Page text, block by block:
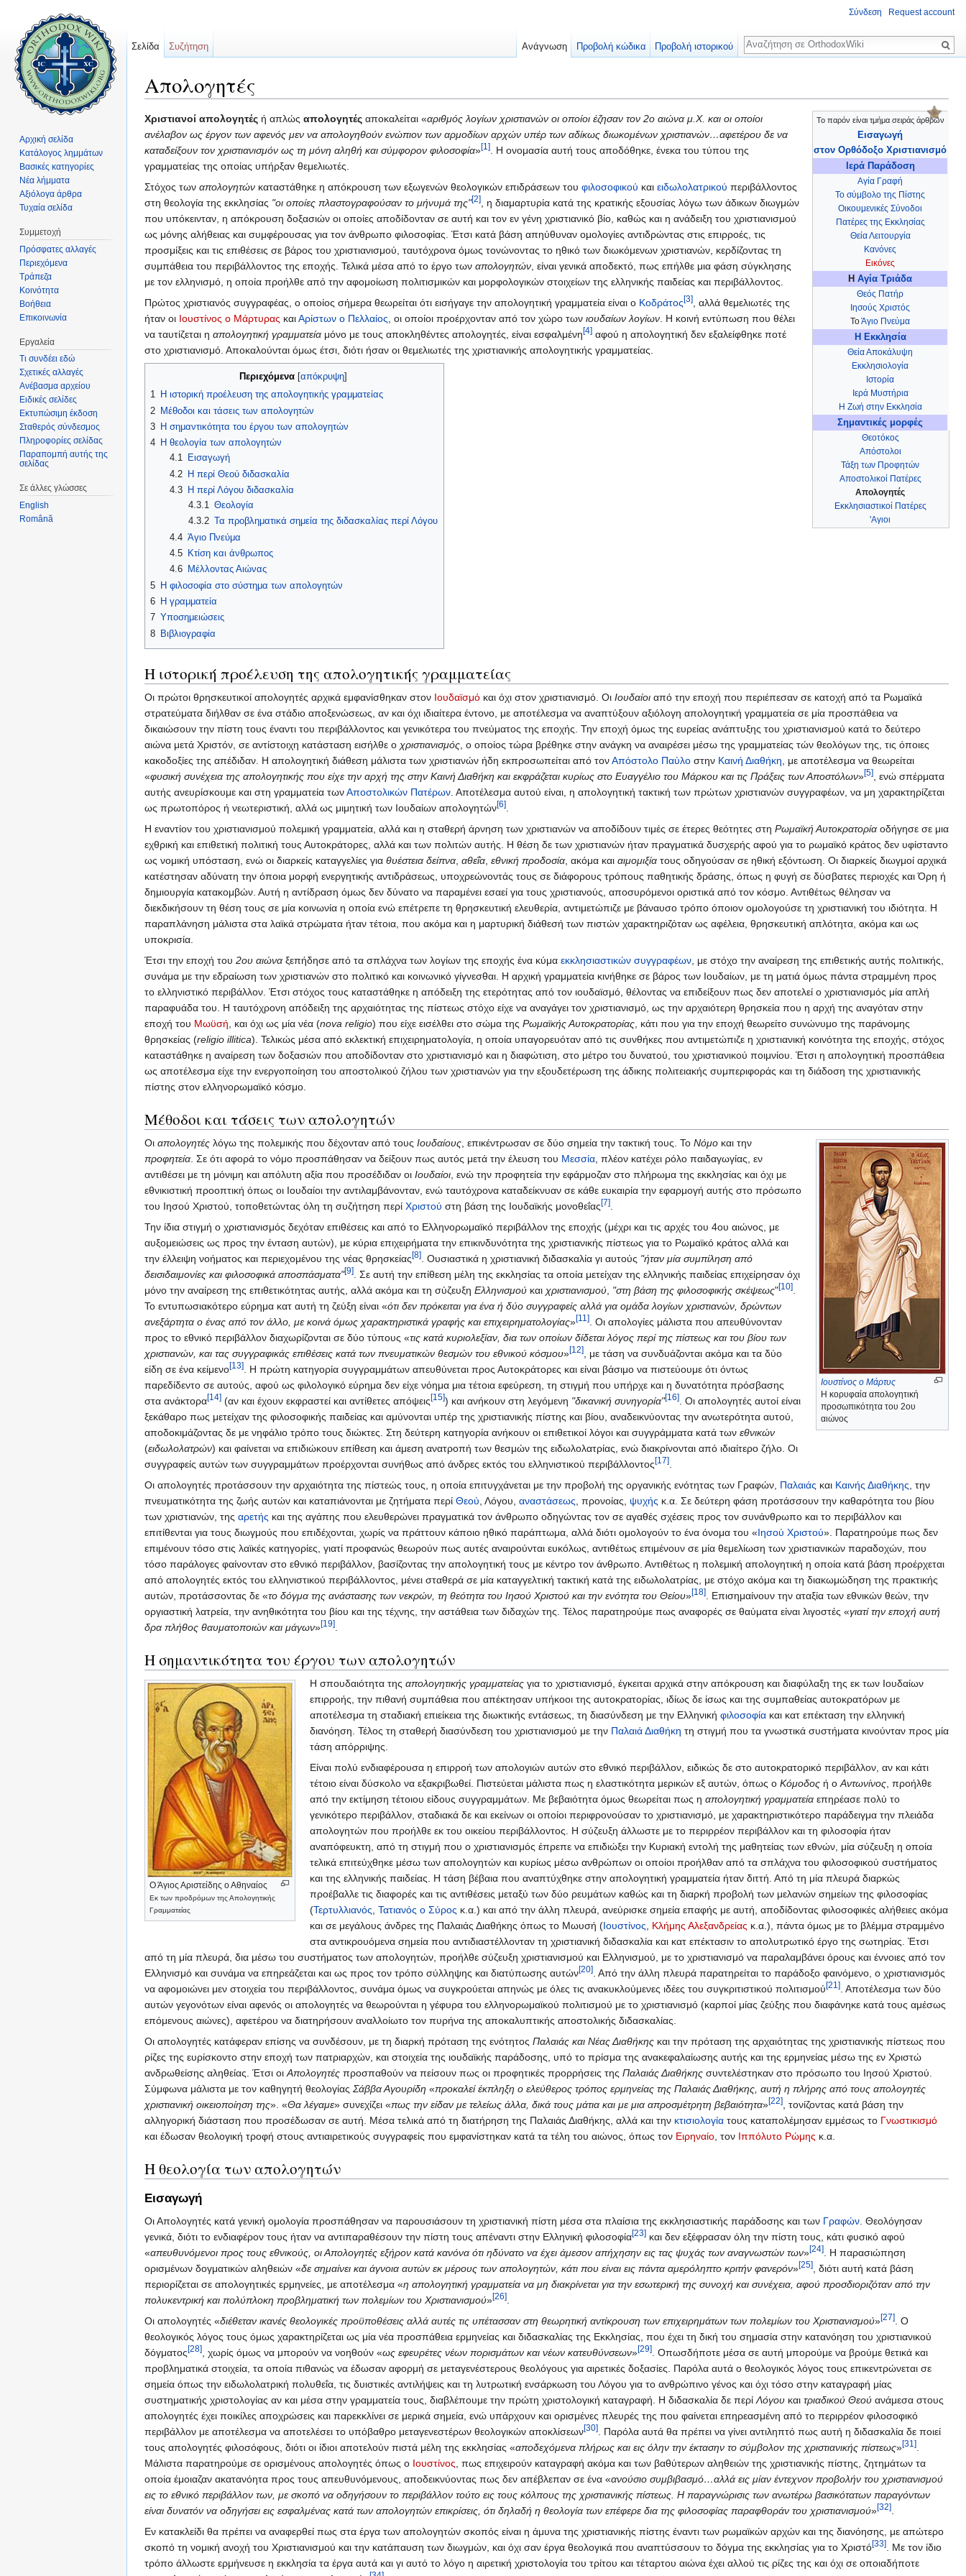
Απολογητές
Το παρόν είναι τμήμα σειράς άρθρων
Εισαγωγή
στον Ορθόδοξο Χριστιανισμό
Ιερά Παράδοση
Αγία Γραφή
Το σύμβολο της Πίστης
Οικουμενικές Σύνοδοι
Πατέρες της Εκκλησίας
Θεία Λειτουργία
Κανόνες
Εικόνες
Η Αγία Τριάδα
Θεός Πατήρ
Ιησούς Χριστός
ΤοΆγιο Πνεύμα
Η Εκκλησία
Θεία Αποκάλυψη
Εκκλησιολογία
Ιστορία
Ιερά Μυστήρια
Η Ζωή στην Εκκλησία
Σημαντικές μορφές
Θεοτόκος
Απόστολοι
Τάξη των Προφητών
Αποστολικοί Πατέρες
Απολογητές
Εκκλησιαστικοί Πατέρες
'Αγιοι
Χριστιανοί απολογητές ή απλώς απολογητές αποκαλείται «αριθμός λογίων χριστιανών οι οποίοι έζησαν τον 2ο αιώνα μ.Χ. και οι οποίοι
ανέλαβον ως έργον των αφενός μεν να απολογηθούν ενώπιον των αρμοδίων αρχών υπέρ των αδίκως διωκομένων χριστιανών…αφετέρου δε να
καταδείξουν τον χριστιανισμόν ως τη μόνη αληθή και σύμφορον φιλοσοφία»[1]. Η ονομασία αυτή τους αποδόθηκε, ένεκα του τύπου της
γραμματείας της οποίας υπήρξαν θεμελιωτές.
Στόχος των απολογητών καταστάθηκε η απόκρουση των εξωγενών θεολογικών επιδράσεων του φιλοσοφικού και ειδωλολατρικού περιβάλλοντος
στη θεολογία της εκκλησίας "οι οποίες πλαστογραφούσαν το μήνυμά της"[2], η διαμαρτυρία κατά της κρατικής εξουσίας λόγω των άδικων διωγμών
που υπόκεινταν, η απόκρουση δοξασιών οι οποίες αποδίδονταν σε αυτή και τον εν γένη χριστιανικό βίο, καθώς και η ανάδειξη του χριστιανισμού
ως μόνης αλήθειας και συμφέρουσας για τον άνθρωπο φιλοσοφίας. Έτσι κατά βάση απηύθυναν ομολογίες αντιδρώντας στις επιρροές, τις
προσμίξεις και τις επιθέσεις σε βάρος του χριστιανισμού, ταυτόχρονα όμως τονώνοντας το ηθικό των διωκόμενων χριστιανών, κερδίζοντας τη
συμπάθεια του περιβάλλοντος της εποχής. Τελικά μέσα από το έργο των απολογητών, είναι γενικά αποδεκτό, πως επήλθε μια φάση σύγκλησης
με τον ελληνισμό, η οποία προήλθε από την αφομοίωση πολιτισμικών και μορφολογικών στοιχείων της ελληνικής παιδείας και περιβάλλοντος.
Πρώτος χριστιανός συγγραφέας, ο οποίος σήμερα θεωρείται ότι εισήγαγε την απολογητική γραμματεία είναι ο Κοδράτος[3], αλλά θεμελιωτές της
ήταν οι Ιουστίνος ο Μάρτυρας καιΑρίστων ο Πελλαίος, οι οποίοι προέρχονταν από τον χώρο των ιουδαίων λογίων. Η κοινή εντύπωση που θέλει
να ταυτίζεται η απολογητική γραμματεία μόνο με τους αποκληθέντες απολογητές, είναι εσφαλμένη[4] αφού η απολογητική δεν εξαλείφθηκε ποτέ
στο χριστιανισμό. Αποκαλούνται όμως έτσι, διότι ήσαν οι θεμελιωτές της χριστιανικής απολογητικής γραμματείας.
Περιεχόμενα[ απόκρυψη]
1 Η ιστορική προέλευση της απολογητικής γραμματείας
2 Μέθοδοι και τάσεις των απολογητών
3 Η σημαντικότητα του έργου των απολογητών
4 Η θεολογία των απολογητών
4.1
Εισαγωγή
4.2
Η περί Θεού διδασκαλία
4.3
Η περί Λόγου διδασκαλία
4.3.1 Θεολογία
4.3.2 Τα προβληματικά σημεία της διδασκαλίας περί Λόγου
4.4 Άγιο Πνεύμα
4.5
Κτίση και άνθρωπος
4.6
Μέλλοντας Αιώνας
5 Η φιλοσοφία στο σύστημα των απολογητών
6 Η γραμματεία
7 Υποσημειώσεις
8 Βιβλιογραφία
Η ιστορική προέλευση της απολογητικής γραμματείας
Οι πρώτοι θρησκευτικοί απολογητές αρχικά εμφανίσθηκαν στον Ιουδαϊσμό και όχι στον χριστιανισμό. Οι Ιουδαίοι από την εποχή που περιέπεσαν σε κατοχή από τα Ρωμαϊκά
στρατεύματα διήλθαν σε ένα στάδιο αποξενώσεως, αν και όχι ιδιαίτερα έντονο, με αποτέλεσμα να αναπτύξουν αξιόλογη απολογητική γραμματεία σε μία προσπάθεια να
δικαιώσουν την πίστη τους έναντι του περιβάλλοντος και γενικότερα του πνεύματος της εποχής. Την εποχή όμως της ευρείας ανάπτυξης του χριστιανισμού κατά το δεύτερο
αιώνα μετά Χριστόν, σε αντίστοιχη κατάσταση εισήλθε ο χριστιανισμός, ο οποίος τώρα βρέθηκε στην ανάγκη να αναιρέσει μέσω της γραμματείας τών θεολόγων της, τις όποιες
κακοδοξίες της απέδιδαν. Η απολογητική διάθεση μάλιστα των χριστιανών ήδη εκπροσωπείται από τονΑπόστολο Παύλο στην Καινή Διαθήκη, με αποτέλεσμα να θεωρείται
«φυσική συνέχεια της απολογητικής που είχε την αρχή της στην Καινή Διαθήκη και εκφράζεται κυρίως στο Ευαγγέλιο του Μάρκου και τις Πράξεις των Αποστόλων»[5], ενώ σπέρματα
αυτής ανευρίσκουμε και στη γραμματεία τωνΑποστολικών Πατέρων. Αποτέλεσμα αυτού είναι, η απολογητική τακτική των πρώτων χριστιανών συγγραφέων, να μη χαρακτηρίζεται
ως πρωτοπόρος ή νεωτεριστική, αλλά ως μιμητική των Ιουδαίων απολογητών[6].
Η εναντίον του χριστιανισμού πολεμική γραμματεία, αλλά και η σταθερή άρνηση των χριστιανών να αποδίδουν τιμές σε έτερες θεότητες στη Ρωμαϊκή Αυτοκρατορία οδήγησε σε μια
εχθρική και επιθετική πολιτική τους Αυτοκράτορες, αλλά και των πολιτών αυτής. Η θέση δε των χριστιανών ήταν πραγματικά δυσχερής αφού για το ρωμαϊκό κράτος δεν υφίσταντο
ως νομική υπόσταση, ενώ οι διαρκείς καταγγελίες για θυέστεια δείπνα, αθεΐα, εθνική προδοσία, ακόμα και αιμομιξία τους οδηγούσαν σε ηθική εξόντωση. Οι διαρκείς διωγμοί αρχικά
κατέστησαν αδύνατη την όποια μορφή ενεργητικής αντιδράσεως, υποχρεώνοντάς τους σε διάφορους τρόπους παθητικής δράσης, όπως η φυγή σε δύσβατες περιοχές και Όρη ή
δημιουργία κατακομβών. Αυτή η αντίδραση όμως δεν δύνατο να παραμένει εσαεί για τους χριστιανούς, αποσυρόμενοι οριστικά από τον κόσμο. Αντιθέτως θέλησαν να
διεκδικήσουν τη θέση τους σε μία κοινωνία η οποία ενώ επέτρεπε τη θρησκευτική ελευθερία, αντιμετώπιζε με βάναυσο τρόπο όποιον ομολογούσε τη χριστιανική του ιδιότητα. Η
παραπλάνηση μάλιστα στα λαϊκά στρώματα ήταν τέτοια, που ακόμα και η μαρτυρική διάθεσή των πιστών χαρακτηριζόταν ως αφέλεια, θρησκευτική απλότητα, ακόμα και ως
υποκρισία.
Έτσι την εποχή του 2ου αιώνα ξεπήδησε από τα σπλάχνα των λογίων της εποχής ένα κύμα εκκλησιαστικών συγγραφέων, με στόχο την αναίρεση της επιθετικής αυτής πολιτικής,
συνάμα με την εδραίωση των χριστιανών στο πολιτικό και κοινωνικό γίγνεσθαι. Η αρχική γραμματεία κινήθηκε σε βάρος των Ιουδαίων, με τη ματιά όμως πάντα στραμμένη προς
το ελληνιστικό περιβάλλον. Έτσι στόχος τους καταστάθηκε η απόδειξη της ετερότητας από τον ιουδαϊσμό, θέλοντας να επιδείξουν πως δεν αποτελεί ο χριστιανισμός μία απλή
παραφυάδα του. Η ταυτόχρονη απόδειξη της αρχαιότητας της πίστεως στόχο είχε να αναγάγει τον χριστιανισμό, ως την αρχαιότερη θρησκεία που η αρχή της αναγόταν στην
εποχή του Μωϋσή, και όχι ως μία νέα (nova religio) που είχε εισέλθει στο σώμα της Ρωμαϊκής Αυτοκρατορίας, κάτι που για την εποχή θεωρείτο συνώνυμο της παράνομης
θρησκείας (religio illitica). Τελικώς μέσα από εκλεκτική επιχειρηματολογία, η οποία υπαγορευόταν από τις συνθήκες που αντιμετώπιζε η χριστιανική κοινότητα της εποχής, στόχος
καταστάθηκε η αναίρεση των δοξασιών που αποδίδονταν στο χριστιανισμό και η διαφώτιση, στο μέτρο του δυνατού, του χριστιανικού ποιμνίου. Έτσι η απολογητική προσπάθεια
ως αποτέλεσμα είχε την ενεργοποίηση του αποστολικού ζήλου των χριστιανών για την εξουδετέρωση της άδικης πολιτειακής συμπεριφοράς και τη διάδοση της χριστιανικής
πίστης στον ελληνορωμαϊκό κόσμο.
Μέθοδοι και τάσεις των απολογητών
Ιουστίνος ο Μάρτυς
Η κορυφαία απολογητική
προσωπικότητα του 2ου
αιώνος
Οι απολογητές λόγω της πολεμικής που δέχονταν από τους Ιουδαίους, επικέντρωσαν σε δύο σημεία την τακτική τους. Το Νόμο και την
προφητεία. Σε ότι αφορά το νόμο προσπάθησαν να δείξουν πως αυτός μετά την έλευση του Μεσσία, πλέον κατέχει ρόλο παιδαγωγίας, εν
αντιθέσει με τη μόνιμη και απόλυτη αξία που προσέδιδαν οι Ιουδαίοι, ενώ την προφητεία την εφάρμοζαν στο πλήρωμα της εκκλησίας και όχι με
εθνικιστική προοπτική όπως οι Ιουδαίοι την αντιλαμβάνονταν, ενώ ταυτόχρονα καταδείκνυαν σε κάθε ευκαιρία την εφαρμογή αυτής στο πρόσωπο
του Ιησού Χριστού, τοποθετώντας όλη τη συζήτηση περί Χριστού στη βάση της Ιουδαϊκής μονοθεΐας[7].
Την ίδια στιγμή ο χριστιανισμός δεχόταν επιθέσεις και από το Ελληνορωμαϊκό περιβάλλον της εποχής (μέχρι και τις αρχές του 4ου αιώνος, με
αυξομειώσεις ως προς την ένταση αυτών), με κύρια επιχειρήματα την επικινδυνότητα της χριστιανικής πίστεως για το Ρωμαϊκό κράτος αλλά και
την έλλειψη νοήματος και περιεχομένου της νέας θρησκείας[8]. Ουσιαστικά η χριστιανική διδασκαλία γι αυτούς "ήταν μία συμπίληση από
δεισιδαιμονίες και φιλοσοφικά αποσπάσματα"[9]. Σε αυτή την επίθεση μέλη της εκκλησίας τα οποία μετείχαν της ελληνικής παιδείας επιχείρησαν όχι
μόνο την αναίρεση της επιθετικότητας αυτής, αλλά ακόμα και τη σύζευξη Ελληνισμού και χριστιανισμού, "στη βάση της φιλοσοφικής σκέψεως"[10].
Το εντυπωσιακότερο εύρημα κατ αυτή τη ζεύξη είναι «ότι δεν πρόκειται για ένα ή δύο συγγραφείς αλλά για ομάδα λογίων χριστιανών, δρώντων
ανεξάρτητα ο ένας από τον άλλο, με κοινά όμως χαρακτηριστικά γραφής και επιχειρηματολογίας»[11]. Οι απολογίες μάλιστα που απευθύνονταν
προς το εθνικό περιβάλλον διαχωρίζονται σε δύο τύπους «τις κατά κυριολεξίαν, δια των οποίων δίδεται λόγος περί της πίστεως και του βίου των
χριστιανών, και τας συγγραφικάς επιθέσεις κατά των πνευματικών θεσμών του εθνικού κόσμου»[12], με τάση να συνδυάζονται ακόμα και τα δύο
είδη σε ένα κείμενο[13]. Η πρώτη κατηγορία συγγραμμάτων απευθύνεται προς Αυτοκράτορες και είναι βάσιμο να πιστεύουμε ότι όντως
παρεδίδεντο σε αυτούς, αφού ως φιλολογικό εύρημα δεν είχε νόημα μια τέτοια εφεύρεση, τη στιγμή που υπήρχε και η δυνατότητα πρόσβασης
στα ανάκτορα[14] (αν και έχουν εκφραστεί και αντίθετες απόψεις[15]) και ανήκουν στη λεγόμενη "δικανική συνηγορία"[16]. Οι απολογητές αυτοί είναι
ξεκάθαρο πως μετείχαν της φιλοσοφικής παιδείας και αμύνονται υπέρ της χριστιανικής πίστης και βίου, αναδεικνύοντας την ανωτερότητα αυτού,
αποδοκιμάζοντας δε με νηφάλιο τρόπο τους διώκτες. Στη δεύτερη κατηγορία ανήκουν οι επιθετικοί λόγοι και συγγράμματα κατά των εθνικών
(ειδωλολατρών) και φαίνεται να επιδιώκουν επίθεση και άμεση ανατροπή των θεσμών της ειδωλολατρίας, ενώ διακρίνονται από ιδιαίτερο ζήλο. Οι
συγγραφείς αυτών των συγγραμμάτων προέρχονται συνήθως από άνδρες εκτός του ελληνιστικού περιβάλλοντος[17].
Οι απολογητές προτάσσουν την αρχαιότητα της πίστεώς τους, η οποία επιτυγχάνεται με την προβολή της οργανικής ενότητας των Γραφών, Παλαιάς και Καινής Διαθήκης, την
πνευματικότητα της ζωής αυτών και καταπιάνονται με ζητήματα περί Θεού, Λόγου, αναστάσεως, προνοίας, ψυχής κ.α. Σε δεύτερη φάση προτάσσουν την καθαρότητα του βίου
των χριστιανών, της αρετής και της αγάπης που ελευθερώνει πραγματικά τον άνθρωπο οδηγώντας τον σε αγαθές σχέσεις προς τον συνάνθρωπο και το περιβάλλον και
επιτίθενται για τους διωγμούς που επιδέχονται, χωρίς να πράττουν κάποιο ηθικό παράπτωμα, αλλά διότι ομολογούν το ένα όνομα του «Ιησού Χριστού». Παρατηρούμε πως δεν
επιμένουν τόσο στις λαϊκές κατηγορίες, γιατί προφανώς θεωρούν πως αυτές αναιρούνται ευκόλως, αντιθέτως επιμένουν σε μία θεμελίωση των χριστιανικών παραδοχών, που
τόσο παράλογες φαίνονταν στο εθνικό περιβάλλον, βασίζοντας την απολογητική τους με κέντρο τον άνθρωπο. Αντιθέτως η πολεμική απολογητική η οποία κατά βάση προέρχεται
από απολογητές εκτός του ελληνιστικού περιβάλλοντος, μένει σταθερά σε μία καταγγελτική τακτική κατά της ειδωλολατρίας, με στόχο ακόμα και τη διακωμώδηση της πρακτικής
αυτών, προτάσσοντας δε «το δόγμα της ανάστασης των νεκρών, τη θεότητα του Ιησού Χριστού και την ενότητα του Θείου»[18]. Επισημαίνουν την αταξία των εθνικών θεών, την
οργιαστική λατρεία, την ανηθικότητα του βίου και της τέχνης, την αστάθεια των διδαχών της. Τέλος παρατηρούμε πως αναφορές σε θαύματα είναι λιγοστές «γιατί την εποχή αυτή
δρα πλήθος θαυματοποιών και μάγων»[19].
Η σημαντικότητα του έργου των απολογητών
Ο Άγιος Αριστείδης ο Αθηναίος
Εκ των προδρόμων της Απολογητικής
Γραμματείας
Η σπουδαιότητα της απολογητικής γραμματείαςγια το χριστιανισμό, έγκειται αρχικά στην απόκρουση και διαφύλαξη της εκ των Ιουδαίων
επιρροής, την πιθανή συμπάθεια που απέκτησαν υπήκοοι της αυτοκρατορίας, ιδίως δε ίσως και της συμπαθείας αυτοκρατόρων με
αποτέλεσμα τη σταδιακή επιείκεια της διωκτικής εντάσεως, τη διασύνδεση με την Ελληνική φιλοσοφίακαι κατ επέκταση την ελληνική
διανόηση. Τέλος τη σταθερή διασύνδεση του χριστιανισμού με την Παλαιά Διαθήκη τη στιγμή που τα γνωστικά συστήματα κινούνταν προς μία
τάση απόρριψης.
Είναι πολύ ενδιαφέρουσα η επιρροή των απολογιών αυτών στο εθνικό περιβάλλον, ειδικώς δε στο αυτοκρατορικό περιβάλλον, αν και κάτι
τέτοιο είναι δύσκολο να εξακριβωθεί. Πιστεύεται μάλιστα πως η ελαστικότητα μερικών εξ αυτών, όπως ο Κόμοδοςή οΑντωνίνος, προήλθε
από την εκτίμηση τέτοιου είδους συγγραμμάτων. Με βεβαιότητα όμως θεωρείται πως η απολογητική γραμματείαεπηρέασε πολύ το
γενικότερο περιβάλλον, σταδιακά δε και εκείνων οι οποίοι περιφρονούσαν το χριστιανισμό, με χαρακτηριστικότερο παράδειγμα την πλειάδα
απολογητών που προήλθε εκ του οικείου περιβάλλοντος. Η σύζευξη άλλωστε με το περιρρέον περιβάλλον και τη φιλοσοφία ήταν
αναπόφευκτη, από τη στιγμή που ο χριστιανισμός έπρεπε να επιδιώξει την Κυριακή εντολή της μαθητείας των εθνών, μία σύζευξη η οποία
τελικά επιτεύχθηκε μέσω των απολογητών και κυρίως μέσω ανθρώπων οι οποίοι προήλθαν από τα σπλάχνα του φιλοσοφικού συστήματος
και της ελληνικής παιδείας. Η τάση βέβαια που αναπτύχθηκε στην απολογητική γραμματεία ήταν διττή. Από τη μία πλευρά διαρκώς
προέβαλλε τις διαφορές και τις αντιθέσεις μεταξύ των δύο ρευμάτων καθώς και τη διαρκή προβολή των μελανών σημείων της φιλοσοφίας
(Τερτυλλιανός, Τατιανός ο Σύρος κ.α.) και από την άλλη πλευρά, ανεύρισκε σημεία επαφής με αυτή, αποδίδοντας φιλοσοφικές αλήθειες ακόμα
και σε μεγάλους άνδρες της Παλαιάς Διαθήκης όπως το Μωυσή (Ιουστίνος, Κλήμης Αλεξανδρείας κ.α.), πάντα όμως με το βλέμμα στραμμένο
στα αντικρουόμενα σημεία που αντιδιαστέλλονταν τη χριστιανική διδασκαλία και κατ επέκτασιν το απολυτρωτικό έργο της σωτηρίας. Έτσι
από τη μία πλευρά, δια μέσω του συστήματος των απολογητών, προήλθε σύζευξη χριστιανισμού και Ελληνισμού, με το χριστιανισμό να παραλαμβάνει όρους και έννοιες από τον
Ελληνισμό και συνάμα να επηρεάζεται και ως προς τον τρόπο σύλληψης και διατύπωσης αυτών[20]. Από την άλλη πλευρά παρατηρείται το παράδοξο φαινόμενο, ο χριστιανισμός
να αφομοιώνει μεν στοιχεία του περιβάλλοντος, συνάμα όμως να συγκρούεται απηνώς με όλες τις ανακυκλούμενες ιδέες του συγκριτιστικού πολιτισμού[21]. Αποτέλεσμα των δύο
αυτών γεγονότων είναι αφενός οι απολογητές να θεωρούνται η γέφυρα του ελληνορωμαϊκού πολιτισμού με το χριστιανισμό (καρποί μίας ζεύξης που διαφάνηκε κατά τους αμέσως
επόμενους αιώνες), αφετέρου να διατηρήσουν αναλλοίωτο τον πυρήνα της αποκαλυπτικής αποστολικής διδασκαλίας.
Οι απολογητές κατάφεραν επίσης να συνδέσουν, με τη διαρκή πρόταση της ενότητος Παλαιάς και Νέας Διαθήκης και την πρόταση της αρχαιότητας της χριστιανικής πίστεως που
ρίζες της ευρίσκοντο στην εποχή των πατριαρχών, και στοιχεία της ιουδαϊκής παράδοσης, υπό το πρίσμα της ανακεφαλαίωσης αυτής και της ερμηνείας μέσω της εν Χριστώ
ανδρωθείσης αληθείας. Έτσι οιΑπολογητές προσπαθούν να πείσουν πως οι προφητικές προρρήσεις της Παλαιάς Διαθήκης συντελέστηκαν στο πρόσωπο του Ιησού Χριστού.
Σύμφωνα μάλιστα με τον καθηγητή θεολογίας Σάββα Αγουρίδη «προκαλεί έκπληξη ο ελεύθερος τρόπος ερμηνείας της Παλαιάς Διαθήκης, αυτή η πλήρης από τους απολογητές
χριστιανική οικειοποίηση της». «Θα λέγαμε» συνεχίζει «πως την είδαν με τελείως άλλα, δικά τους μάτια και με μια απροσμέτρητη βεβαιότητα»[22], τονίζοντας κατά βάση την
αλληγορική διάσταση που προσέδωσαν σε αυτή. Μέσα τελικά από τη διατήρηση της Παλαιάς Διαθήκης, αλλά και την κτισιολογία τους καταπολέμησαν εμμέσως το Γνωστικισμό
και έδωσαν θεολογική τροφή στους αντιαιρετικούς συγγραφείς που εμφανίστηκαν κατά τα τέλη του αιώνος, όπως τον Ειρηναίο, τον Ιππόλυτο Ρώμης κ.α.
Η θεολογία των απολογητών
Εισαγωγή
Οι Απολογητές κατά γενική ομολογία προσπάθησαν να παρουσιάσουν τη χριστιανική πίστη μέσα στα πλαίσια της εκκλησιαστικής παράδοσης και των Γραφών . Θεολόγησαν
γενικά, διότι το ενδιαφέρον τους ήταν να αντιπαραθέσουν την πίστη τους απέναντι στην Ελληνική φιλοσοφία[23] και δεν εξέφρασαν όλη την πίστη τους, κάτι φυσικό αφού
«απευθυνόμενοι προς τους εθνικούς, οι Απολογητές εξήρον κατά κανόνα ότι ηδύνατο να έχει άμεσον απήχησην εις τας ψυχάς των αναγνωστών των»[24]
. Η παρασιώπηση
ορισμένων δογματικών αληθειών «δε σημαίνει και άγνοια αυτών εκ μέρους των απολογητών, κάτι που είναι εις πάντα αμερόληπτο κριτήν φανερόν»[25]
, διότι αυτή κατά βάση
περιορίζεται σε απολογητικές ερμηνείες, με αποτέλεσμα «η απολογητική γραμματεία να μη διακρίνεται για την εσωτερική της συνοχή και συνέχεια, αφού προσδιοριζόταν από την
πολυκεντρική και πολύπλοκη προβληματική των πολεμίων του Χριστιανισμού»[26]
Οι απολογητές «διέθεταν ικανές θεολογικές προϋποθέσεις αλλά αυτές τις υπέτασσαν στη θεωρητική αντίκρουση των επιχειρημάτων των πολεμίων του Χριστιανισμού»[27]
. Ο
θεολογικός λόγος τους όμως χαρακτηρίζεται ως μία νέα προσπάθεια ερμηνείας και διδασκαλίας της Εκκλησίας, που έχει τη δική του σημασία στην κατανόηση του χριστιανικού
δόγματος[28] , χωρίς όμως να μπορούν να νοηθούν «ως εφευρέτες νέων πορισμάτων και νέων κατευθύνσεων»[29]
. Οπωσδήποτε μέσα σε αυτή μπορούμε να βρούμε θετικά και
προβληματικά στοιχεία, τα οποία πιθανώς να έδωσαν αφορμή σε μεταγενέστερους θεολόγους για αιρετικές δοξασίες. Παρόλα αυτά ο θεολογικός λόγος τους επικεντρώνεται σε
σημεία όπως την ειδωλολατρική πολυθεΐα, τις δυιστικές αντιλήψεις και τη λυτρωτική ενσάρκωση του Λόγου για το ανθρώπινο γένος και όχι τόσο στην καταγραφή μίας
συστηματικής χριστολογίας αν και μέσα στην γραμματεία τους, διαβλέπουμε την πρώτη χριστολογική καταγραφή. Η διδασκαλία δε περί Λόγου και τριαδικού Θεού ανάμεσα στους
απολογητές έχει ποικίλες αποχρώσεις και παρεκκλίνει σε μερικά σημεία, ενώ υπάρχουν και ορισμένες πλευρές της που φαίνεται επηρεασμένη από το περιρρέον φιλοσοφικό
περιβάλλον με αποτέλεσμα να αποτελέσει το υπόβαθρο μεταγενεστέρων θεολογικών αποκλίσεων[30]
. Παρόλα αυτά θα πρέπει να γίνει αντιληπτό πως αυτή η διδασκαλία δε ποιεί
τους απολογητές φιλοσόφους, διότι οι ίδιοι αποτελούν πιστά μέλη της εκκλησίας «αποδεχόμενα πλήρως και εις όλην την έκτασην το σύμβολον της χριστιανικής πίστεως»[31]
Μάλιστα παρατηρούμε σε ορισμένους απολογητές όπως ο Ιουστίνος , πως επιχειρούν καταγραφή ακόμα και των βαθύτερων αληθειών της χριστιανικής πίστης, ζητημάτων τα
οποία έμοιαζαν ακατανόητα προς τους απευθυνόμενους, αποδεικνύοντας πως δεν απέβλεπαν σε ένα «ανούσιο συμβιβασμό…αλλά εις μίαν έντεχνον προβολήν του χριστιανισμού
εις το εθνικό περιβάλλον των, με σκοπό να οδηγήσουν το περιβάλλον τούτο εις τους κόλπους της χριστιανικής πίστεως. Η παραγνώρισις των ανωτέρω βασικότατων παραγόντων
είναι δυνατόν να οδηγήσει εις εσφαλμένας κατά των απολογητών επικρίσεις, ότι δηλαδή η θεολογία των επέφερε δια της φιλοσοφίας παραφθοράν του χριστιανισμού»[32]
Εν κατακλείδι θα πρέπει να αναφερθεί πως στα έργα των απολογητών σκοπός είναι η άμυνα της χριστιανικής πίστης έναντι των ρωμαϊκών αρχών και της διανόησης, με απώτερο
σκοπό τη νομική ανοχή του Χριστιανισμού και την κατάπαυση των διωγμών, και όχι σαν έργα θεολογικά που αναπτύσσουν το δόγμα της εκκλησίας για το Χριστό[33]
. Με τον ίδιο
τρόπο άλλωστε ερμήνευσε η εκκλησία τα έργα αυτά και γι αυτό το λόγο η αιρετική χριστολογία του τρίτου και τέταρτου αιώνα έχει αλλού τις ρίζες της και όχι σε οποιαδήποτε
Σύνδεση Request account
Σελίδα Συζήτηση Ανάγνωση Προβολή κώδικα Προβολή ιστορικού
Αναζήτηση
Αρχική σελίδα
Κατάλογος λημμάτων
Βασικές κατηγορίες
Νέα λήμματα
Αξιόλογα άρθρα
Τυχαία σελίδα
Συμμετοχή
Πρόσφατες αλλαγές
Περιεχόμενα
Τράπεζα
Κοινότητα
Βοήθεια
Επικοινωνία
Εργαλεία
Τι συνδέει εδώ
Σχετικές αλλαγές
Ανέβασμα αρχείου
Ειδικές σελίδες
Εκτυπώσιμη έκδοση
Σταθερός σύνδεσμος
Πληροφορίες σελίδας
Παραπομπή αυτής της
σελίδας
Σε άλλες γλώσσες
English
Română